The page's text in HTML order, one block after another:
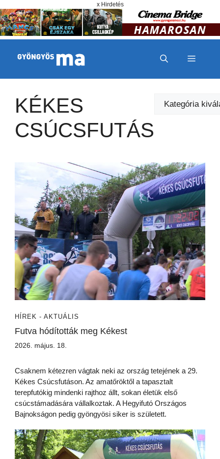
x Hirdetés
MENÜ
KÉKES
CSÚCSFUTÁS
Kategóriák
HÍREK - AKTUÁLIS
Futva hódították meg Kékest
2026. május. 18.
Csaknem kétezren vágtak neki az ország tetejének a 29.
Kékes Csúcsfutáson. Az amatőröktől a tapasztalt
terepfutókig mindenki rajthoz állt, sokan életük első
csúcstámadására vállalkoztak. A Hegyifutó Országos
Bajnokságon pedig gyöngyösi siker is született.